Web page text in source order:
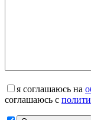
я соглашаюсь на
соглашаюсь с